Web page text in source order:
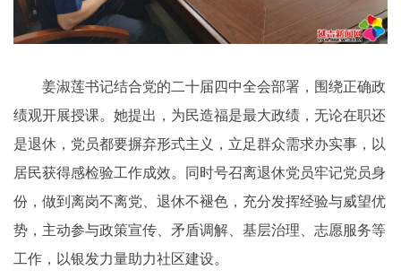
姜淑莲书记结合党的二十届四中全会部署，围绕正确政
绩观开展授课。她提出，为民造福是最大政绩，无论在职还
是退休，党员都要摒弃形式主义，立足群众需求办实事，以
居民获得感检验工作成效。同时号召离退休党员牢记党员身
份，做到离岗不离党、退休不褪色，充分发挥经验与威望优
势，主动参与政策宣传、矛盾调解、基层治理、志愿服务等
工作，以银发力量助力社区建设。